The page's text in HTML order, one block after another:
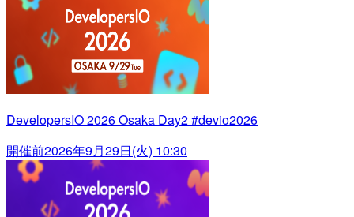
DevelopersIO 2026 Osaka Day2 #devio2026
開催前2026年9月29日(火) 10:30